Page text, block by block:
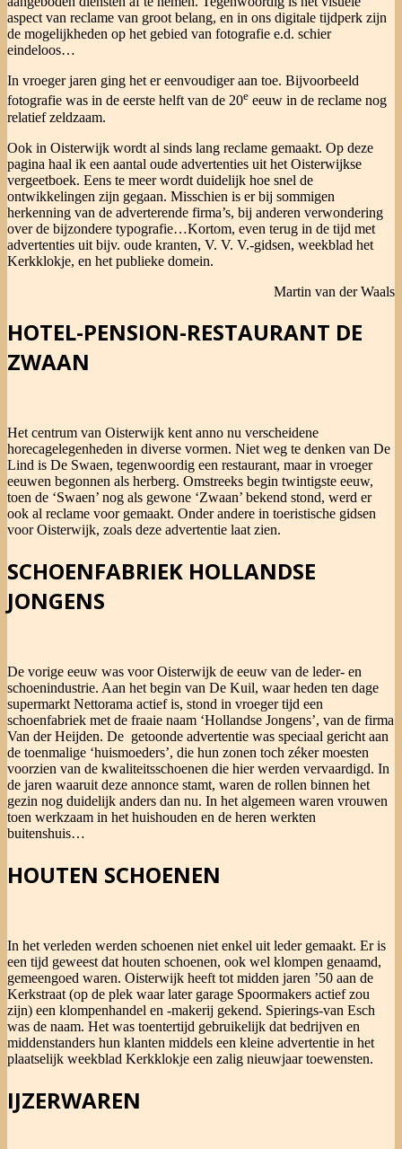
aspect van reclame van groot belang, en in ons digitale tijdperk zijn
de mogelijkheden op het gebied van fotografie e.d. schier
eindeloos…
In vroeger jaren ging het er eenvoudiger aan toe. Bijvoorbeeld
fotografie was in de eerste helft van de 20e eeuw in de reclame nog
relatief zeldzaam.
Ook in Oisterwijk wordt al sinds lang reclame gemaakt. Op deze
pagina haal ik een aantal oude advertenties uit het Oisterwijkse
vergeetboek. Eens te meer wordt duidelijk hoe snel de
ontwikkelingen zijn gegaan. Misschien is er bij sommigen
herkenning van de adverterende firma’s, bij anderen verwondering
over de bijzondere typografie…Kortom, even terug in de tijd met
advertenties uit bijv. oude kranten, V. V. V.-gidsen, weekblad het
Kerkklokje, en het publieke domein.
Martin van der Waals
HOTEL-PENSION-RESTAURANT DE
ZWAAN
Het centrum van Oisterwijk kent anno nu verscheidene
horecagelegenheden in diverse vormen. Niet weg te denken van De
Lind is De Swaen, tegenwoordig een restaurant, maar in vroeger
eeuwen begonnen als herberg. Omstreeks begin twintigste eeuw,
toen de ‘Swaen’ nog als gewone ‘Zwaan’ bekend stond, werd er
ook al reclame voor gemaakt. Onder andere in toeristische gidsen
voor Oisterwijk, zoals deze advertentie laat zien.
SCHOENFABRIEK HOLLANDSE
JONGENS
De vorige eeuw was voor Oisterwijk de eeuw van de leder- en
schoenindustrie. Aan het begin van De Kuil, waar heden ten dage
supermarkt Nettorama actief is, stond in vroeger tijd een
schoenfabriek met de fraaie naam ‘Hollandse Jongens’, van de firma
Van der Heijden. De getoonde advertentie was speciaal gericht aan
de toenmalige ‘huismoeders’, die hun zonen toch zéker moesten
voorzien van de kwaliteitsschoenen die hier werden vervaardigd. In
de jaren waaruit deze annonce stamt, waren de rollen binnen het
gezin nog duidelijk anders dan nu. In het algemeen waren vrouwen
toen werkzaam in het huishouden en de heren werkten
buitenshuis…
HOUTEN SCHOENEN
In het verleden werden schoenen niet enkel uit leder gemaakt. Er is
een tijd geweest dat houten schoenen, ook wel klompen genaamd,
gemeengoed waren. Oisterwijk heeft tot midden jaren ’50 aan de
Kerkstraat (op de plek waar later garage Spoormakers actief zou
zijn) een klompenhandel en -makerij gekend. Spierings-van Esch
was de naam. Het was toentertijd gebruikelijk dat bedrijven en
middenstanders hun klanten middels een kleine advertentie in het
plaatselijk weekblad Kerkklokje een zalig nieuwjaar toewensten.
IJZERWAREN